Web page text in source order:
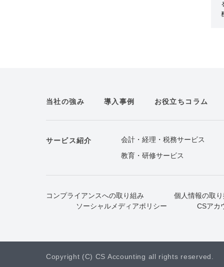
当社の強み 導入事例 お役立ちコラム
サービス紹介 会計・経理・税務サービス
教育・研修サービス
コンプライアンスへの取り組み 個人情報の取
ソーシャルメディアポリシー
CSアカ
Copyright (C) CS Accounting all rights reserved.